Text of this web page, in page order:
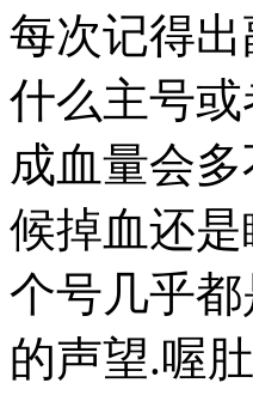
每次记得
什么主号
成血量会
候掉血还
个号几乎都
的声望.喔